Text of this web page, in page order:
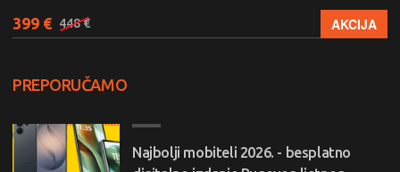
399 € 448 € AKCIJA
PREPORUČAMO
Najbolji mobiteli 2026. - besplatno